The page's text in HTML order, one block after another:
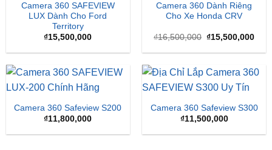
Camera 360 SAFEVIEW
LUX Dành Cho Ford
Territory
₫15,500,000
Camera 360 Dành Riêng
Cho Xe Honda CRV
₫16,500,000 Giá
là:
₫15,500,000Giá
tại
Camera 360 Safeview S200
₫11,800,000
Camera 360 Safeview S300
₫11,500,000